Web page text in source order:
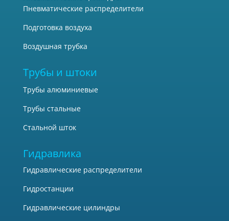
Пневматические распределители
Подготовка воздуха
Воздушная трубка
Трубы и штоки
Трубы алюминиевые
Трубы стальные
Стальной шток
Гидравлика
Гидравлические распределители
Гидростанции
Гидравлические цилиндры